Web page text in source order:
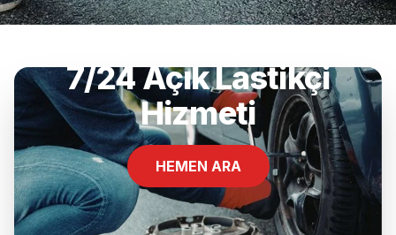
7/24 Açık Lastikçi
Hizmeti
HEMEN ARA